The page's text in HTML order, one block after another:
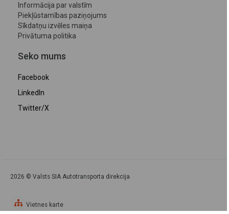
Informācija par valstīm
Piekļūstamības paziņojums
Sīkdatņu izvēles maiņa
Privātuma politika
Seko mums
Facebook
LinkedIn
Twitter/X
2026 © Valsts SIA Autotransporta direkcija
Vietnes karte